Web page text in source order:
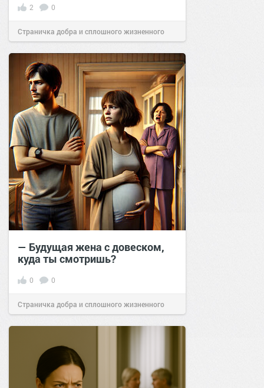
2 0
Страничка добра и сплошного жизненного
позитива!14:3921 мар 2026
— Будущая жена с довеском,
куда ты смотришь?
0 0
Страничка добра и сплошного жизненного
позитива!17:0007 фев 2025